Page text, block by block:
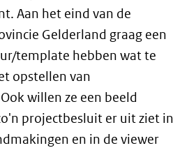
Aan het eind van de
Gelderland graag een
template hebben wat te
opstellen van
willen ze een beeld
projectbesluit er uit ziet in
en in de viewer